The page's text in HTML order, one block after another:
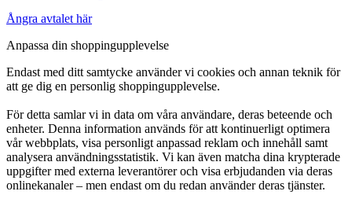
Ångra avtalet här
Anpassa din shoppingupplevelse
Endast med ditt samtycke använder vi cookies och annan teknik för
att ge dig en personlig shoppingupplevelse.
För detta samlar vi in data om våra användare, deras beteende och
enheter. Denna information används för att kontinuerligt optimera
vår webbplats, visa personligt anpassad reklam och innehåll samt
analysera användningsstatistik. Vi kan även matcha dina krypterade
uppgifter med externa leverantörer och visa erbjudanden via deras
onlinekanaler – men endast om du redan använder deras tjänster.